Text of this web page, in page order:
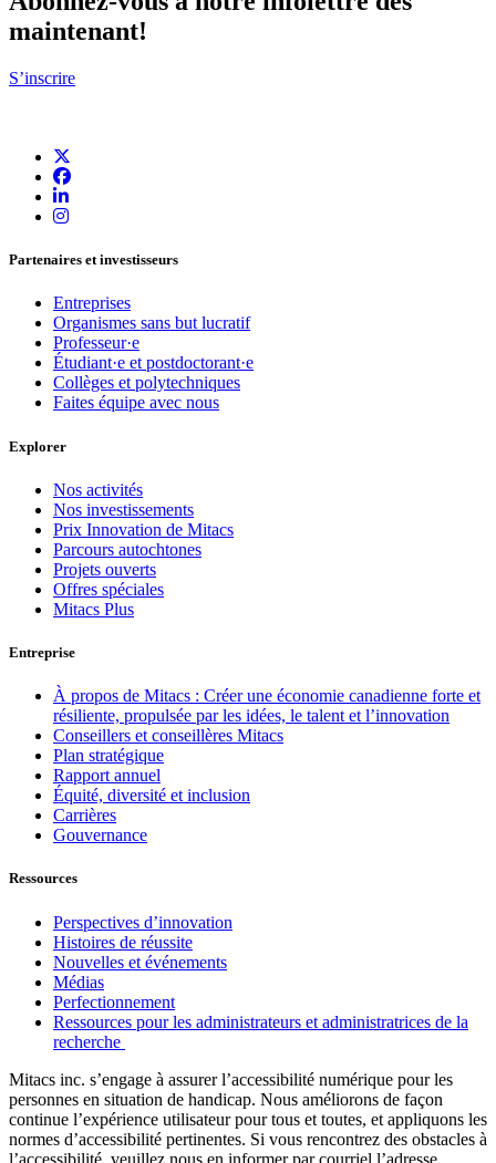
maintenant!
S’inscrire
Partenaires et investisseurs
Entreprises
Organismes sans but lucratif
Professeur·e
Étudiant·e et postdoctorant·e
Collèges et polytechniques
Faites équipe avec nous
Explorer
Nos activités
Nos investissements
Prix Innovation de Mitacs
Parcours autochtones
Projets ouverts
Offres spéciales
Mitacs Plus
Entreprise
À propos de Mitacs : Créer une économie canadienne forte et
résiliente, propulsée par les idées, le talent et l’innovation
Conseillers et conseillères Mitacs
Plan stratégique
Rapport annuel
Équité, diversité et inclusion
Carrières
Gouvernance
Ressources
Perspectives d’innovation
Histoires de réussite
Nouvelles et événements
Médias
Perfectionnement
Ressources pour les administrateurs et administratrices de la
recherche
Mitacs inc. s’engage à assurer l’accessibilité numérique pour les
personnes en situation de handicap. Nous améliorons de façon
continue l’expérience utilisateur pour tous et toutes, et appliquons les
normes d’accessibilité pertinentes. Si vous rencontrez des obstacles à
l’accessibilité, veuillez nous en informer par courriel l’adresse